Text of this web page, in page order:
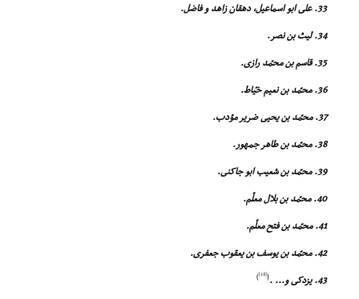
33. على ابو اسماعیل، دهقان زاهد و فاضل.
34. لیث بن نصر.
35. قاسم بن محمّد رازى.
36. محمّد بن نعیم خیّاط.
37. محمّد بن یحیى ضریر مؤدب.
38. محمّد بن طاهر جمهور.
39. محمّد بن شعیب ابو جاکنى.
40. محمّد بن بلال معلّم.
41. محمّد بن فتح معلّم.
42. محمّد بن یوسف بن یعقوب جعفرى.
43. یزدکى و... .
(
[18]
)